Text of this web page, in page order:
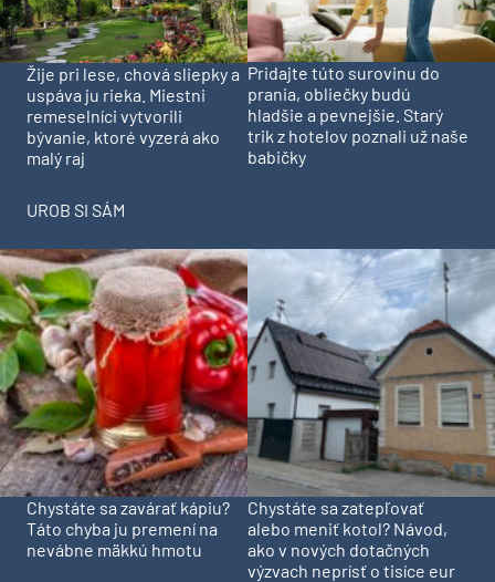
Žije pri lese, chová sliepky a
uspáva ju rieka. Miestni
remeselníci vytvorili
bývanie, ktoré vyzerá ako
malý raj
Pridajte túto surovinu do
prania, obliečky budú
hladšie a pevnejšie. Starý
trik z hotelov poznali už naše
babičky
UROB SI SÁM
Chystáte sa zavárať kápiu?
Táto chyba ju premení na
nevábne mäkkú hmotu
Chystáte sa zatepľovať
alebo meniť kotol? Návod,
ako v nových dotačných
výzvach neprísť o tisíce eur